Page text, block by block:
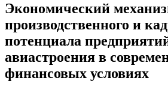
Экономический
производственного и
потенциала
авиастроения в
финансовых условиях